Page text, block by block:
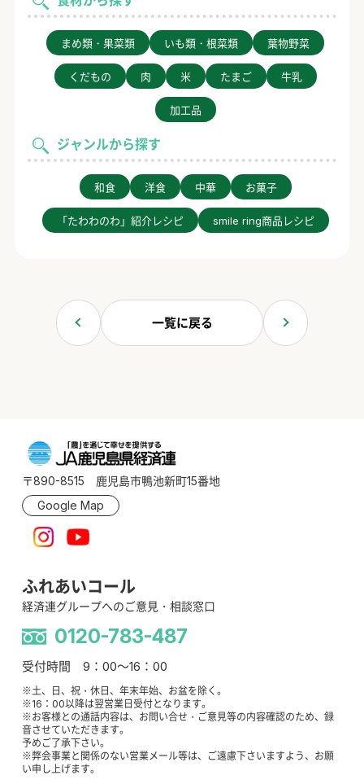
まめ類・果菜類 いも類・根菜類 葉物野菜
くだもの 肉 米 たまご 牛乳
加工品
ジャンルから探す
和食 洋食 中華 お菓子
「たわわのわ」紹介レシピ smile ring商品レシピ
一覧に戻る
〒890-8515 鹿児島市鴨池新町15番地
Google Map
ふれあいコール
経済連グループへのご意見・相談窓口
0120-783-487
受付時間 9：00～16：00
※土、日、祝・休日、年末年始、お盆を除く。
※16：00以降は翌営業日受付となります。
※お客様との通話内容は、お問い合せ・ご意見等の内容確認のため、録
音させていただきます。
予めご了承下さい。
※弊会事業と関係のない営業メール等は、ご遠慮下さいますよう、お願
い申し上げます。